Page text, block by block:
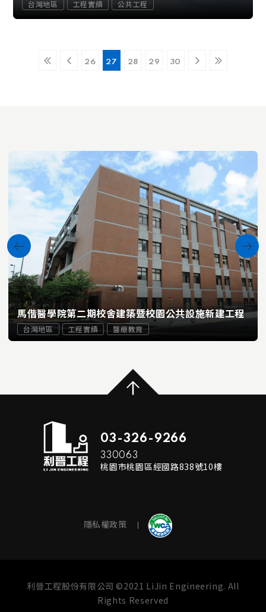
台灣地區 工程實績 公共工程
26 27 28 29 30
馬偕醫學院第二期校舍建築暨校園公共設施新建工程
台灣地區 工程實績 醫療教育
03-326-9266
330063
桃園市桃園區經國路838號10樓
隱私權政策
利晉工程股份有限公司 ©2021 LiJin Engineering. All
Rights Reserved